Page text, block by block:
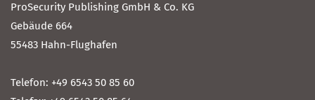
ProSecurity Publishing GmbH & Co. KG
Gebäude 664
55483 Hahn-Flughafen
Telefon: +49 6543 50 85 60